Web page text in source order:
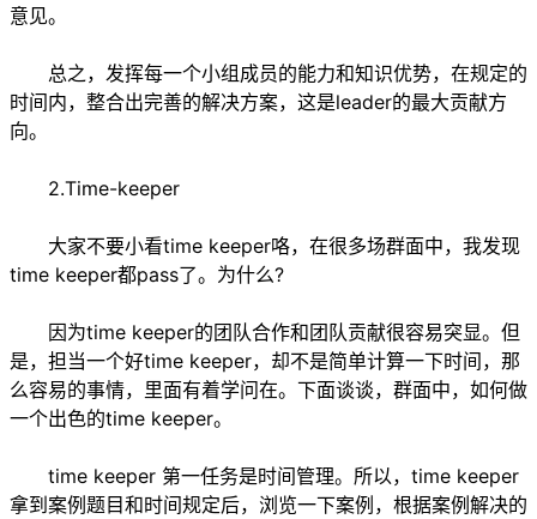
意见。
总之，发挥每一个小组成员的能力和知识优势，在规定的
时间内，整合出完善的解决方案，这是leader的最大贡献方
向。
2.Time-keeper
大家不要小看time keeper咯，在很多场群面中，我发现
time keeper都pass了。为什么?
因为time keeper的团队合作和团队贡献很容易突显。但
是，担当一个好time keeper，却不是简单计算一下时间，那
么容易的事情，里面有着学问在。下面谈谈，群面中，如何做
一个出色的time keeper。
time keeper 第一任务是时间管理。所以，time keeper
拿到案例题目和时间规定后，浏览一下案例，根据案例解决的